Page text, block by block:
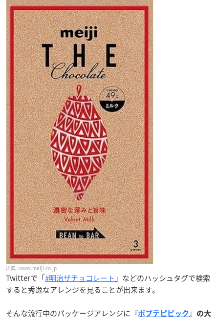
www.meiji.co.jp
Twitterで「#明治ザチョコレート 」などのハッシュタグで検索
すると秀逸なアレンジを見ることが出来ます。
そんな流行中のパッケージアレンジに 『ポプテピピック 』の大